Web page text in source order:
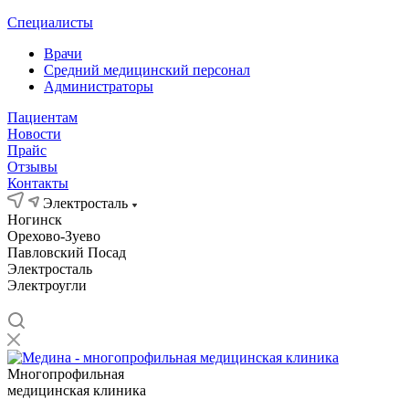
Специалисты
Врачи
Средний медицинский персонал
Администраторы
Пациентам
Новости
Прайс
Отзывы
Контакты
Электросталь
Ногинск
Орехово-Зуево
Павловский Посад
Электросталь
Электроугли
Многопрофильная
медицинская клиника